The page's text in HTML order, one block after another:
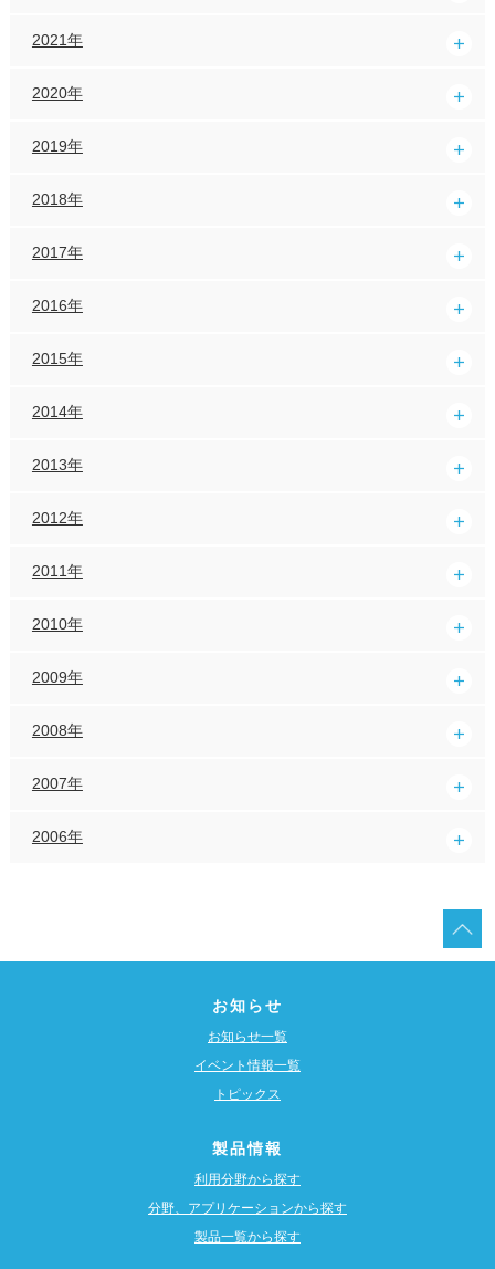
2021年
2020年
2019年
2018年
2017年
2016年
2015年
2014年
2013年
2012年
2011年
2010年
2009年
2008年
2007年
2006年
お知らせ
お知らせ一覧
イベント情報一覧
トピックス
製品情報
利用分野から探す
分野、アプリケーションから探す
製品一覧から探す